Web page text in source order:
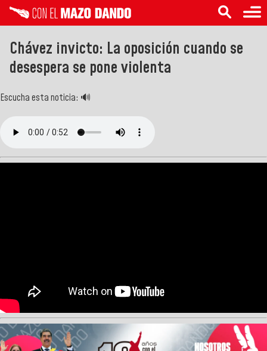
Chávez invicto: La oposición cuando se
desespera se pone violenta
Escucha esta noticia: 🔊